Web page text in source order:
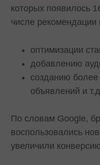
которых появилось
числе рекомендации
оптимизации
добавлению
созданию
объявлений и
По словам Google,
воспользовались
увеличили